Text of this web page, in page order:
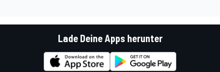
Lade Deine Apps herunter